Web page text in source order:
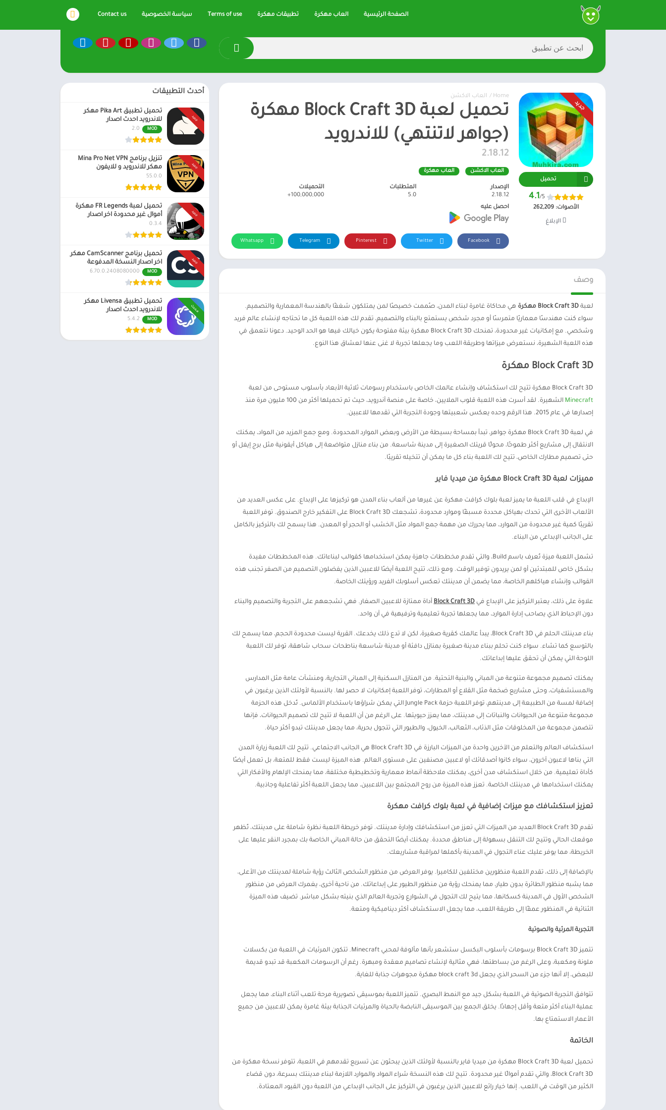
الصفحة الرئيسية العاب مهكرة تطبيقات مهكرة Terms of use سياسة الخصوصية Contact us
Home
/ العاب الاكشن
تحميل لعبة Block Craft 3D مهكرة
(جواهر لاتنتهي) للاندرويد
2.18.12
العاب الاكشن العاب مهكرة
جديد
تحميل
4.1/5
الأصوات: 262,209
الإبلاغ
الإصدار
2.18.12
المتطلبات
5.0
التحميلات
100,000,000+
احصل عليه
Facebook
Twitter
Pinterest
Telegram
Whatsapp
وصف
لعبة Block Craft 3D مهكرة
هي محاكاة غامرة لبناء المدن، صُممت خصيصًا لمن يمتلكون شغفًا بالهندسة المعمارية والتصميم.
سواء كنت مهندسًا معماريًا متمرسًا أو مجرد شخص يستمتع بالبناء والتصميم، تقدم لك هذه اللعبة كل ما تحتاجه لإنشاء عالم فريد
وشخصي. مع إمكانيات غير محدودة، تمنحك Block Craft 3D مهكرة بيئة مفتوحة يكون خيالك فيها هو الحد الوحيد. دعونا نتعمق في
هذه اللعبة الشهيرة، نستعرض ميزاتها وطريقة اللعب وما يجعلها تجربة لا غنى عنها لعشاق هذا النوع.
Block Craft 3D مهكرة
Block Craft 3D مهكرة تتيح لك استكشاف وإنشاء عالمك الخاص باستخدام رسومات ثلاثية الأبعاد بأسلوب مستوحى من لعبة
Minecraft
الشهيرة. لقد أسرت هذه اللعبة قلوب الملايين، خاصة على منصة أندرويد، حيث تم تحميلها أكثر من 100 مليون مرة منذ
إصدارها في عام 2015. هذا الرقم وحده يعكس شعبيتها وجودة التجربة التي تقدمها للاعبين.
في لعبة Block Craft 3D مهكرة جواهر، تبدأ بمساحة بسيطة من الأرض وبعض الموارد المحدودة. ومع جمع المزيد من المواد، يمكنك
الانتقال إلى مشاريع أكثر طموحًا، محولًا قريتك الصغيرة إلى مدينة شاسعة. من بناء منازل متواضعة إلى هياكل أيقونية مثل برج إيفل أو
حتى تصميم مطارك الخاص، تتيح لك اللعبة بناء كل ما يمكن أن تتخيله تقريبًا.
مميزات لعبة Block Craft 3D مهكرة من ميديا فاير
الإبداع في قلب اللعبة ما يميز لعبة بلوك كرافت مهكرة عن غيرها من ألعاب بناء المدن هو تركيزها على الإبداع. على عكس العديد من
الألعاب الأخرى التي تحدك بهياكل محددة مسبقًا وموارد محدودة، تشجعك Block Craft 3D على التفكير خارج الصندوق. توفر اللعبة
تقريبًا كمية غير محدودة من الموارد، مما يحررك من مهمة جمع المواد مثل الخشب أو الحجر أو المعدن. هذا يسمح لك بالتركيز بالكامل
على الجانب الإبداعي من البناء.
تشمل اللعبة ميزة تُعرف باسم Build، والتي تقدم مخططات جاهزة يمكن استخدامها كقوالب لبناءاتك. هذه المخططات مفيدة
بشكل خاص للمبتدئين أو لمن يريدون توفير الوقت. ومع ذلك، تتيح اللعبة أيضًا للاعبين الذين يفضلون التصميم من الصفر تجنب هذه
القوالب وإنشاء هياكلهم الخاصة، مما يضمن أن مدينتك تعكس أسلوبك الفريد ورؤيتك الخاصة.
علاوة على ذلك، يعتبر التركيز على الإبداع في Block Craft 3D أداة ممتازة للاعبين الصغار. فهي تشجعهم على التجربة والتصميم والبناء
دون الإحباط الذي يصاحب إدارة الموارد، مما يجعلها تجربة تعليمية وترفيهية في آن واحد.
بناء مدينتك الحلم في Block Craft 3D، يبدأ عالمك كقرية صغيرة، لكن لا تدع ذلك يخدعك. القرية ليست محدودة الحجم، مما يسمح لك
بالتوسع كما تشاء. سواء كنت تحلم ببناء مدينة صغيرة بمنازل دافئة أو مدينة شاسعة بناطحات سحاب شاهقة، توفر لك اللعبة
اللوحة التي يمكن أن تحقق عليها إبداعاتك.
يمكنك تصميم مجموعة متنوعة من المباني والبنية التحتية. من المنازل السكنية إلى المباني التجارية، ومنشآت عامة مثل المدارس
والمستشفيات، وحتى مشاريع ضخمة مثل القلاع أو المطارات، توفر اللعبة إمكانيات لا حصر لها. بالنسبة لأولئك الذين يرغبون في
إضافة لمسة من الطبيعة إلى مدينتهم، توفر اللعبة حزمة Jungle Pack التي يمكن شراؤها باستخدام الألماس. تُدخل هذه الحزمة
مجموعة متنوعة من الحيوانات والنباتات إلى مدينتك، مما يعزز حيويتها. على الرغم من أن اللعبة لا تتيح لك تصميم الحيوانات، فإنها
تتضمن مجموعة من المخلوقات مثل الذئاب، الثعالب، الخيول، والطيور التي تتجول بحرية، مما يجعل مدينتك تبدو أكثر حياة.
استكشاف العالم والتعلم من الآخرين واحدة من الميزات البارزة في Block Craft 3D هي الجانب الاجتماعي. تتيح لك اللعبة زيارة المدن
التي بناها لاعبون آخرون، سواء كانوا أصدقائك أو لاعبين مصنفين على مستوى العالم. هذه الميزة ليست فقط للمتعة، بل تعمل أيضًا
كأداة تعليمية. من خلال استكشاف مدن أخرى، يمكنك ملاحظة أنماط معمارية وتخطيطية مختلفة، مما يمنحك الإلهام والأفكار التي
يمكنك استخدامها في مدينتك الخاصة. تعزز هذه الميزة من روح المجتمع بين اللاعبين، مما يجعل اللعبة أكثر تفاعلية وجاذبية.
تعزيز استكشافك مع ميزات إضافية في لعبة بلوك كرافت مهكرة
تقدم Block Craft 3D العديد من الميزات التي تعزز من استكشافك وإدارة مدينتك. توفر خريطة اللعبة نظرة شاملة على مدينتك، تُظهر
موقعك الحالي وتتيح لك التنقل بسهولة إلى مناطق محددة. يمكنك أيضًا التحقق من حالة المباني الخاصة بك بمجرد النقر عليها على
الخريطة، مما يوفر عليك عناء التجول في المدينة بأكملها لمراقبة مشاريعك.
بالإضافة إلى ذلك، تقدم اللعبة منظورين مختلفين للكاميرا. يوفر العرض من منظور الشخص الثالث رؤية شاملة لمدينتك من الأعلى،
مما يشبه منظور الطائرة بدون طيار، مما يمنحك رؤية من منظور الطيور على إبداعاتك. من ناحية أخرى، يغمرك العرض من منظور
الشخص الأول في المدينة كسكانها، مما يتيح لك التجول في الشوارع وتجربة العالم الذي بنيته بشكل مباشر. تضيف هذه الميزة
الثنائية في المنظور عمقًا إلى طريقة اللعب، مما يجعل الاستكشاف أكثر ديناميكية ومتعة.
التجربة المرئية والصوتية
تتميز Block Craft 3D برسومات بأسلوب البكسل ستشعر بأنها مألوفة لمحبي Minecraft. تتكون المرئيات في اللعبة من بكسلات
ملونة ومكعبة، وعلى الرغم من بساطتها، فهي مثالية لإنشاء تصاميم معقدة ومبهرة. رغم أن الرسومات المكعبة قد تبدو قديمة
للبعض، إلا أنها جزء من السحر الذي يجعل block craft 3d مهكرة مجوهرات جذابة للغاية.
تتوافق التجربة الصوتية في اللعبة بشكل جيد مع النمط البصري. تتميز اللعبة بموسيقى تصويرية مرحة تلعب أثناء البناء، مما يجعل
عملية البناء أكثر متعة وأقل إجهادًا. يخلق الجمع بين الموسيقى النابضة بالحياة والمرئيات الجذابة بيئة غامرة يمكن للاعبين من جميع
الأعمار الاستمتاع بها.
الخاتمة
تحميل لعبة Block Craft 3D مهكرة من ميديا فاير بالنسبة لأولئك الذين يبحثون عن تسريع تقدمهم في اللعبة، تتوفر نسخة مهكرة من
Block Craft 3D، والتي تقدم أموالًا غير محدودة. تتيح لك هذه النسخة شراء المواد والموارد اللازمة لبناء مدينتك بسرعة، دون قضاء
الكثير من الوقت في اللعب. إنها خيار رائع للاعبين الذين يرغبون في التركيز على الجانب الإبداعي من اللعبة دون القيود المعتادة.
أحدث التطبيقات
جديد
تحميل تطبيق Pika Art مهكر
للاندرويد احدث اصدار
MOD
2.0
جديد
تنزيل برنامج Mina Pro Net VPN
مهكر للاندرويد و للايفون
55.0.0
جديد
تحميل لعبة FR Legends مهكرة
أموال غير محدودة اخر اصدار
0.3.4
جديد
تحميل برنامج CamScanner مهكر
اخر اصدار النسخة المدفوعة
MOD
6.70.0.2408080000
محدث
تحميل تطبيق Livensa مهكر
للاندرويد احدث اصدار
MOD
5.4.2